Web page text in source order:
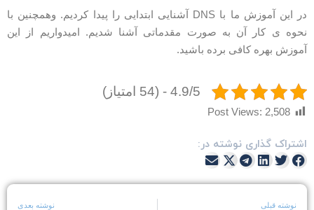
در این آموزش ما با DNS آشنایی ابتدایی را پیدا کردیم. وهمچنین با
ی کار آن به صورت مقدماتی آشنا شدیم. امیدواریم از این
بهره کافی برده باشید.
4.9/5 - (54 امتیاز)
Post Views: 2,508
گذاری نوشته در:
نوشته قبلی نوشته بعدی